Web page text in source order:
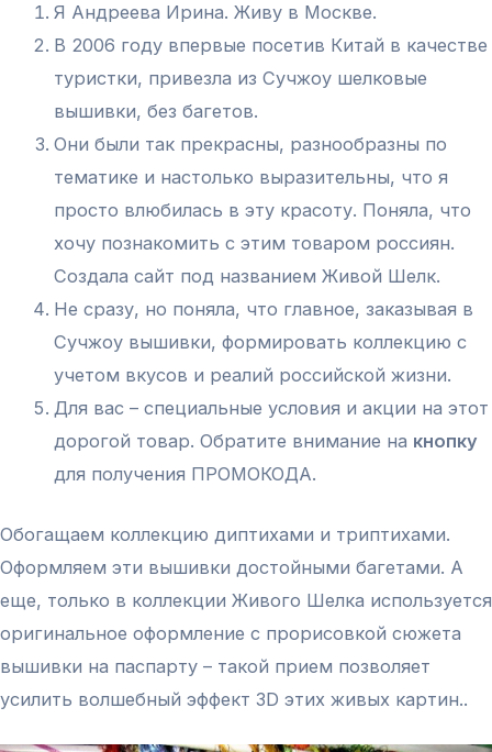
Я Андреева Ирина. Живу в Москве.
В 2006 году впервые посетив Китай в качестве
туристки, привезла из Сучжоу шелковые
вышивки, без багетов.
Они были так прекрасны, разнообразны по
тематике и настолько выразительны, что я
просто влюбилась в эту красоту. Поняла, что
хочу познакомить с этим товаром россиян.
Создала сайт под названием Живой Шелк.
Не сразу, но поняла, что главное, заказывая в
Сучжоу вышивки, формировать коллекцию с
учетом вкусов и реалий российской жизни.
Для вас – специальные условия и акции на этот
дорогой товар. Обратите внимание на кнопку
для получения ПРОМОКОДА.
Обогащаем коллекцию диптихами и триптихами.
Оформляем эти вышивки достойными багетами. А
еще, только в коллекции Живого Шелка используется
оригинальное оформление с прорисовкой сюжета
вышивки на паспарту – такой прием позволяет
усилить волшебный эффект 3D этих живых картин..